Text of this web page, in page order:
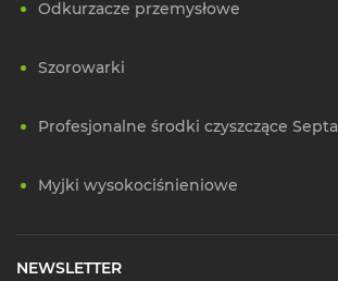
Odkurzacze przemysłowe
Szorowarki
Profesjonalne środki czyszczące Septa
Myjki wysokociśnieniowe
NEWSLETTER